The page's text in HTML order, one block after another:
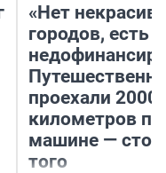
«Нет
городов, есть
проехали 2000
километров по
машине —
того